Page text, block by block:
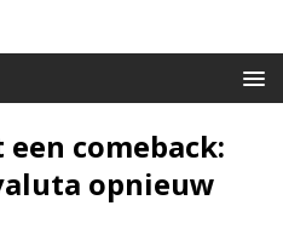
comeback:
opnieuw